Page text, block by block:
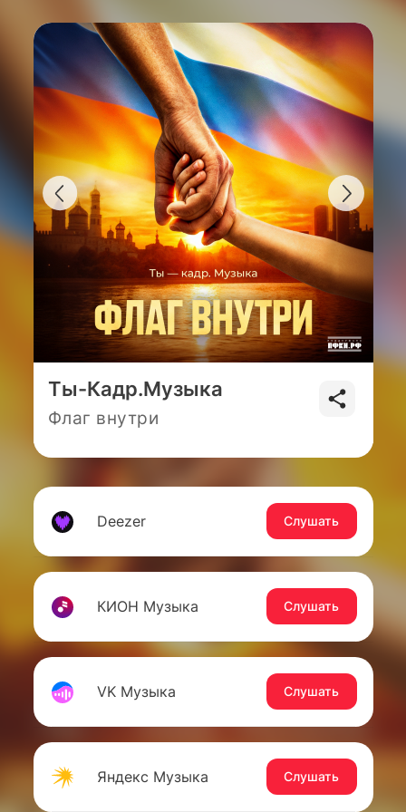
Ты-Кадр.Музыка
Флаг внутри
Deezer Слушать
КИОН Музыка Слушать
VK Музыка Слушать
Яндекс Музыка Слушать